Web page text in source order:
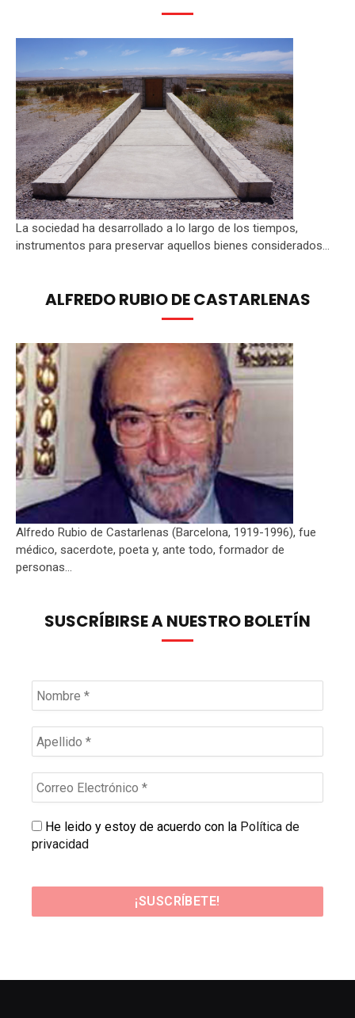
La sociedad ha desarrollado a lo largo de los tiempos,
instrumentos para preservar aquellos bienes considerados...
ALFREDO RUBIO DE CASTARLENAS
Alfredo Rubio de Castarlenas (Barcelona, 1919-1996), fue
médico, sacerdote, poeta y, ante todo, formador de
personas...
SUSCRÍBIRSE A NUESTRO BOLETÍN
He leido y estoy de acuerdo con la Política de
privacidad